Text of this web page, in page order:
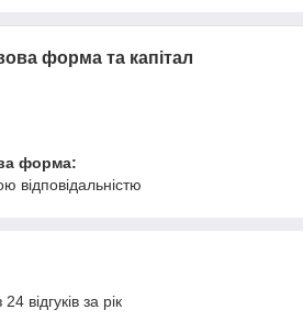
форма та капітал
форма:
відповідальністю
відгуків за рік